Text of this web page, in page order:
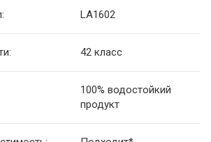
LA1602
42 класс
100% водостойкий
продукт